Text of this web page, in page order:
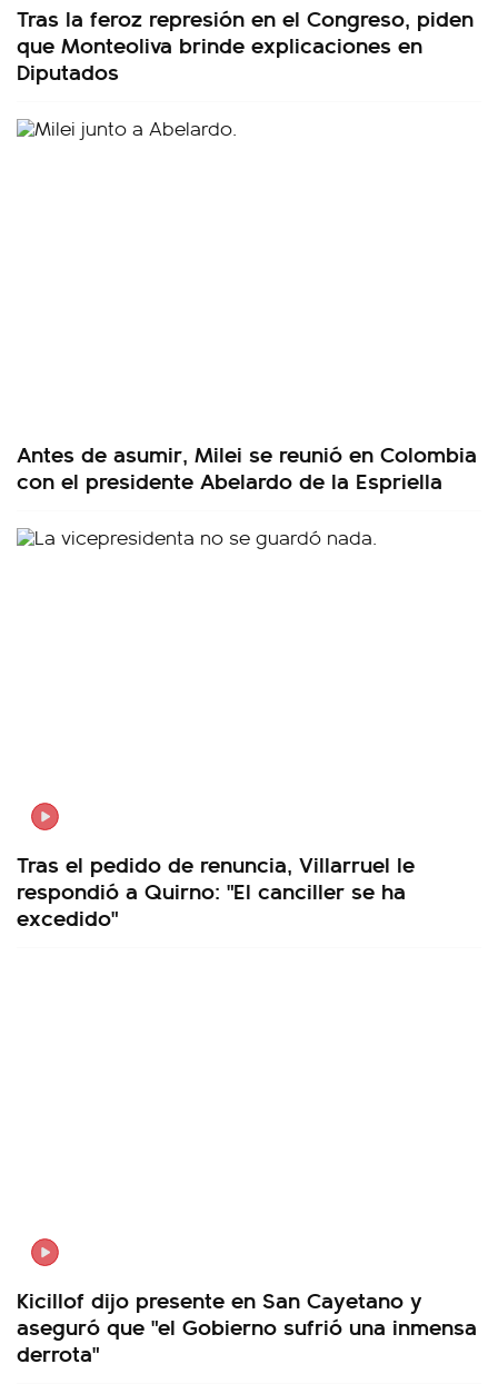
Tras la feroz represión en el Congreso, piden
que Monteoliva brinde explicaciones en
Diputados
Antes de asumir, Milei se reunió en Colombia
con el presidente Abelardo de la Espriella
Tras el pedido de renuncia, Villarruel le
respondió a Quirno: "El canciller se ha
excedido"
Kicillof dijo presente en San Cayetano y
aseguró que "el Gobierno sufrió una inmensa
derrota"